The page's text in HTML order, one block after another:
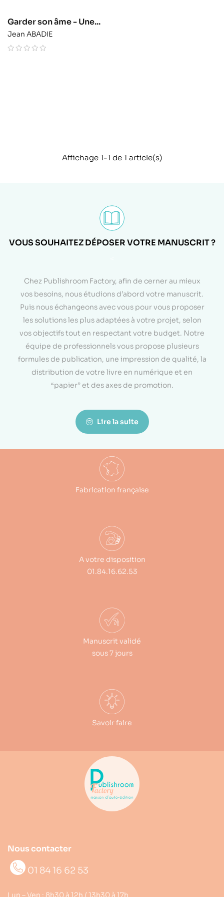
Garder son âme - Une...
Jean ABADIE
Affichage 1-1 de 1 article(s)
VOUS SOUHAITEZ DÉPOSER VOTRE MANUSCRIT ?
Chez Publishroom Factory, afin de cerner au mieux
vos besoins, nous étudions d’abord votre manuscrit.
Puis nous échangeons avec vous pour vous proposer
les solutions les plus adaptées à votre projet, selon
vos objectifs tout en respectant votre budget. Notre
équipe de professionnels vous propose plusieurs
formules de publication, une impression de qualité, la
distribution de votre livre en numérique et en
“papier” et des axes de promotion.
Lire la suite
Fabrication française
A votre disposition
01.84.16.62.53
Manuscrit validé
sous 7 jours
Savoir faire
Nous contacter
01 84 16 62 53
Lun – Ven : 8h30 à 12h / 13h30 à 17h